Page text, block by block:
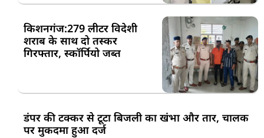
किशनगंज:279 लीटर विदेशी
शराब के साथ दो तस्कर
गिरफ्तार, स्कॉर्पियो जब्त
डंपर की टक्कर से टूटा बिजली का खंभा और तार, चालक
पर मुकदमा हुआ दर्ज